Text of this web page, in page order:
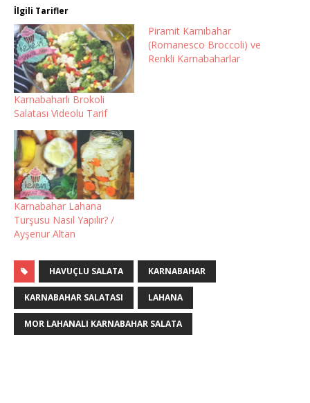
İlgili Tarifler
Karnabaharlı Brokoli
Salatası Videolu Tarif
Piramit Karnıbahar
(Romanesco Broccoli) ve
Renkli Karnabaharlar
Karnabahar Lahana
Turşusu Nasıl Yapılır? /
Ayşenur Altan
HAVUÇLU SALATA KARNABAHAR
KARNABAHAR SALATASI LAHANA
MOR LAHANALI KARNABAHAR SALATA